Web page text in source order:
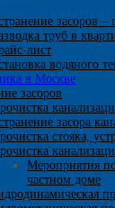
засоров –
труб в
лист
водяного
в Москве
засоров
засора
стояка,
Мероприятия
частном доме